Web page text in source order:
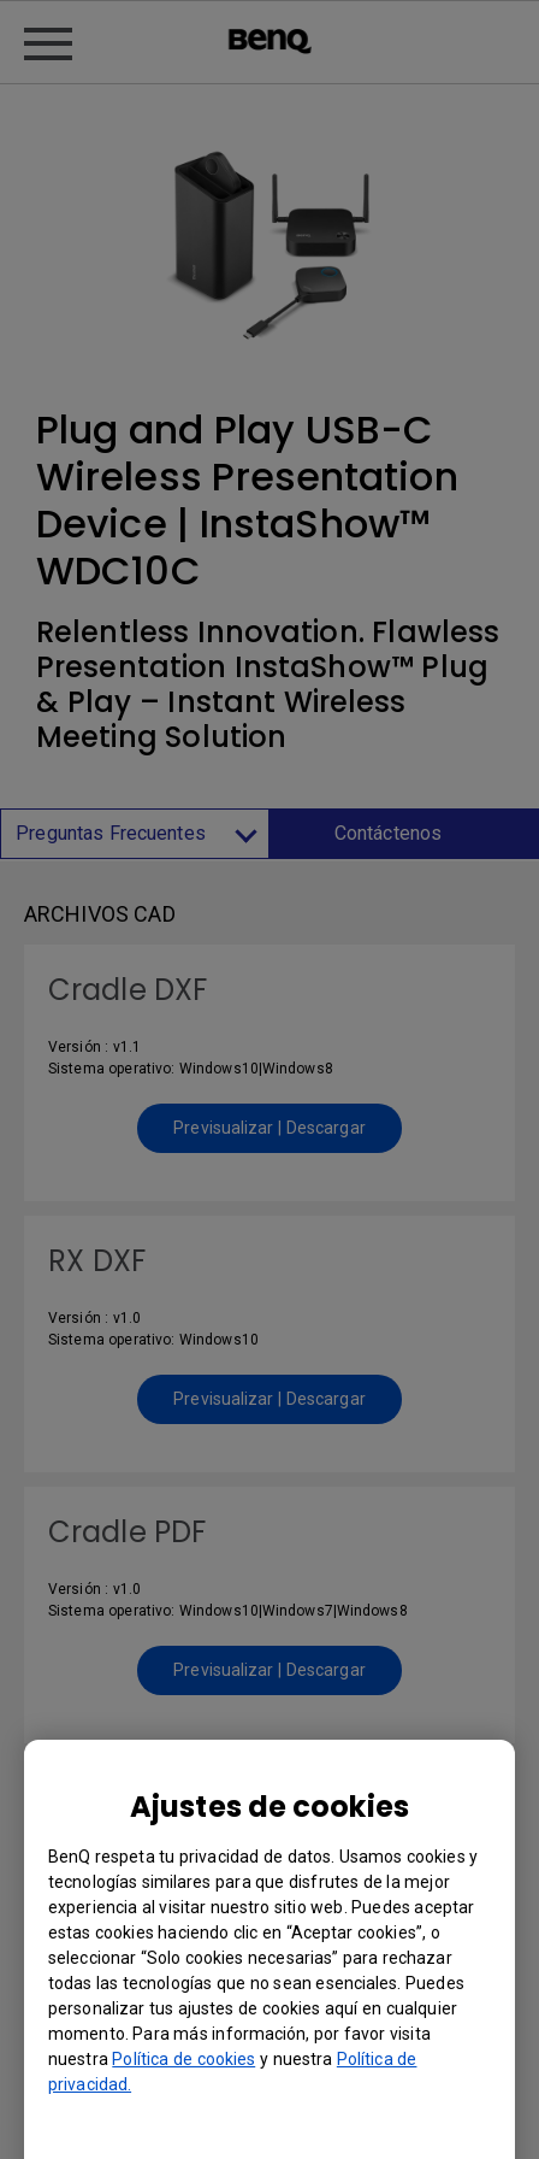
Ajustes de cookies
BenQ respeta tu privacidad de datos. Usamos cookies y
tecnologías similares para que disfrutes de la mejor
experiencia al visitar nuestro sitio web. Puedes aceptar
estas cookies haciendo clic en “Aceptar cookies”, o
seleccionar “Solo cookies necesarias” para rechazar
todas las tecnologías que no sean esenciales. Puedes
personalizar tus ajustes de cookies aquí en cualquier
momento. Para más información, por favor visita
nuestra Política de cookies y nuestra Política de
privacidad.
Plug and Play USB-C
Wireless Presentation
Device | InstaShow™
WDC10C
Relentless Innovation. Flawless
Presentation InstaShow™ Plug
& Play – Instant Wireless
Meeting Solution
Preguntas Frecuentes Contáctenos
ARCHIVOS CAD
Cradle DXF
Versión : v1.1
Sistema operativo: Windows10|Windows8
Previsualizar | Descargar
RX DXF
Versión : v1.0
Sistema operativo: Windows10
Previsualizar | Descargar
Cradle PDF
Versión : v1.0
Sistema operativo: Windows10|Windows7|Windows8
Previsualizar | Descargar
DMS Local
Versión : 3.1.2.0
Sistema operativo: Windows
Previsualizar | Descargar